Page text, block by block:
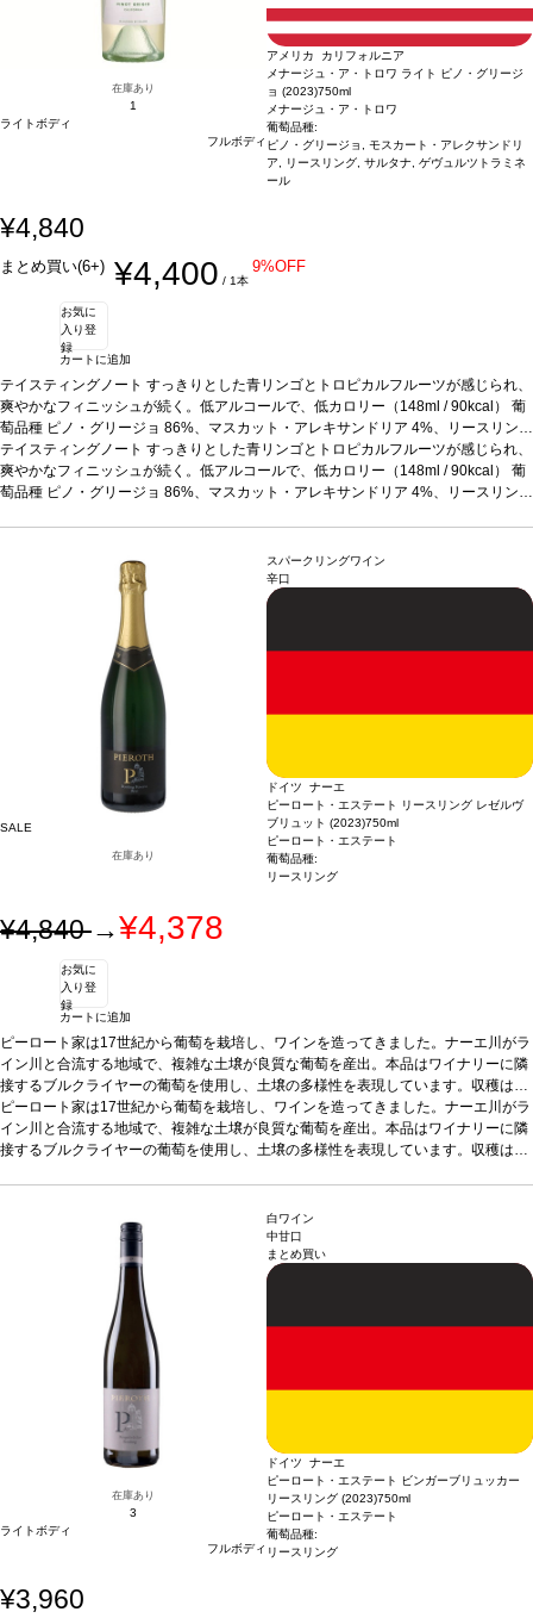
在庫あり
1
ライトボディ
フルボディ
アメリカ カリフォルニア
メナージュ・ア・トロワ ライト ピノ・グリージ
ョ (2023)750ml
メナージュ・ア・トロワ
葡萄品種:
ピノ・グリージョ, モスカート・アレクサンドリ
ア, リースリング, サルタナ, ゲヴュルツトラミネ
ール
¥4,840
まとめ買い(6+) ¥4,400 / 1本
9%OFF
お気に
入り登
録
カートに追加
テイスティングノート すっきりとした青リンゴとトロピカルフルーツが感じられ、
爽やかなフィニッシュが続く。低アルコールで、低カロリー（148ml / 90kcal） 葡
萄品種 ピノ・グリージョ 86%、マスカット・アレキサンドリア 4%、リースリング
2%、サルタナ 2%、ゲヴュルツトラミネール 2%、その他 4%サスティナブル認証
カリフォルニア・グリーン・メダル-サスティナブル・ワイングローイング、ビジネ
ス・リーダーシップ・アワード、カリフォルニア・サスティナブル・ワイナリー認
テイスティングノート すっきりとした青リンゴとトロピカルフルーツが感じられ、
爽やかなフィニッシュが続く。低アルコールで、低カロリー（148ml / 90kcal） 葡
萄品種 ピノ・グリージョ 86%、マスカット・アレキサンドリア 4%、リースリング
ス・リーダーシップ・アワード、カリフォルニア・サスティナブル・ワイナリー認
*本ヴィンテージが在庫切れの場合、在庫があり価格が同様の場合は自動的に次
のヴィンテージに変更されます、ご了承ください。
SALE
在庫あり
スパークリングワイン
辛口
ドイツ ナーエ
ピーロート・エステート リースリング レゼルヴ
ブリュット (2023)750ml
ピーロート・エステート
葡萄品種:
リースリング
¥4,840→¥4,378
お気に
入り登
録
カートに追加
ピーロート家は17世紀から葡萄を栽培し、ワインを造ってきました。ナーエ川がラ
イン川と合流する地域で、複雑な土壌が良質な葡萄を産出。本品はワイナリーに隣
接するブルクライヤーの葡萄を使用し、土壌の多様性を表現しています。収穫は数
段階に分けて行い、葡萄を優しくプレスした後、上質な澱の上で6カ月間熟成させ
ています。上質な果実のアロマが漂う、調和がとれたリースリングです。テイステ
ィングノートしっかりとしたボディと骨格を持つ、美味しいスパークリング。フレ
格が同様の場合は自動的に次のヴィンテージに変更されます、ご了承ください。
ピーロート家は17世紀から葡萄を栽培し、ワインを造ってきました。ナーエ川がラ
イン川と合流する地域で、複雑な土壌が良質な葡萄を産出。本品はワイナリーに隣
接するブルクライヤーの葡萄を使用し、土壌の多様性を表現しています。収穫は数
しっかりとしたボディと骨格を持つ、美味しいスパークリング。フレ
ッシュな酸味を持ち、生き生きとした滑らかな泡が広がる。
葡萄品種リースリング
*本ヴィンテージが在庫切れの場合、在庫があり価
格が同様の場合は自動的に次のヴィンテージに変更されます、ご了承ください。
在庫あり
3
ライトボディ
フルボディ
白ワイン
中甘口
まとめ買い
ドイツ ナーエ
ピーロート・エステート ビンガーブリュッカー
リースリング (2023)750ml
ピーロート・エステート
葡萄品種:
リースリング
¥3,960